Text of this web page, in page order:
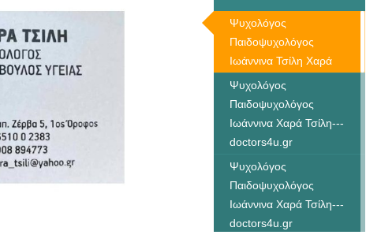
Ψυχολόγος
Παιδοψυχολόγος
Ιωάννινα Τσίλη Χαρά
Ψυχολόγος
Παιδοψυχολόγος
Ιωάννινα Χαρά Τσίλη---
doctors4u.gr
Ψυχολόγος
Παιδοψυχολόγος
Ιωάννινα Χαρά Τσίλη---
doctors4u.gr